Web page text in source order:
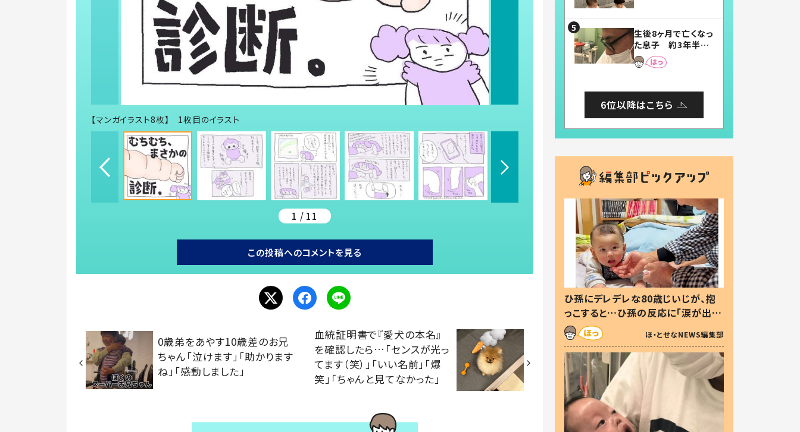
【マンガイラスト8枚】 1枚目のイラスト
1 / 11
この投稿へのコメントを見る
0歳弟をあやす10歳差のお兄
ちゃん「泣けます」「助かります
ね」「感動しました」
血統証明書で『愛犬の本名』
を確認したら…「センスが光っ
てます（笑）」「いい名前」「爆
笑」「ちゃんと見てなかった」
まらない」「幸せにな
れる」
生後8ヶ月で亡くなっ
た息子 約3年半
後、当時の妻の日記
に書いてあった本音
6位以降はこちら
ひ孫にデレデレな80歳じいじが、抱
っこすると…ひ孫の反応に「涙が出ま
した」「可愛くて仕方ない」
ほ・とせなNEWS編集部